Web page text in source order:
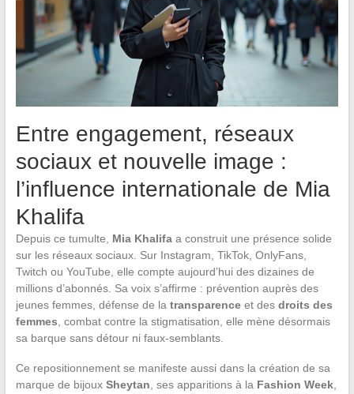
Entre engagement, réseaux
sociaux et nouvelle image :
l’influence internationale de Mia
Khalifa
Depuis ce tumulte, Mia Khalifaa construit une présence solide
sur les réseaux sociaux. Sur Instagram, TikTok, OnlyFans,
Twitch ou YouTube, elle compte aujourd’hui des dizaines de
millions d’abonnés. Sa voix s’affirme : prévention auprès des
jeunes femmes, défense de la transparenceet des droits des
femmes , combat contre la stigmatisation, elle mène désormais
sa barque sans détour ni faux-semblants.
Ce repositionnement se manifeste aussi dans la création de sa
marque de bijoux Sheytan , ses apparitions à la Fashion Week,